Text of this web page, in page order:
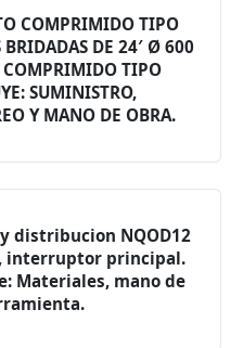
COMPRIMIDO TIPO
BRIDADAS DE 24′ Ø 600
COMPRIMIDO TIPO
SUMINISTRO,
Y MANO DE OBRA.
distribucion NQOD12
interruptor principal.
Materiales, mano de